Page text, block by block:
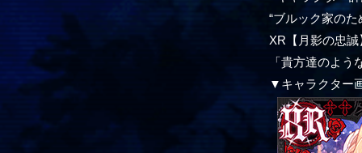
“ブルック家の
XR【月影の忠
「貴方達のよ
▼キャラクター